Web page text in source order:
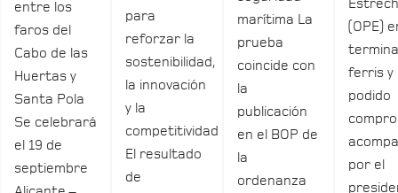
entre los
faros del
Cabo de las
Huertas y
Santa Pola
Se celebrará
el 19 de
septiembre
para
reforzar la
sostenibilidad,
la innovación
y la
competitividad
El resultado
de
marítima La
prueba
coincide con
la
publicación
en el BOP de
la
ordenanza
(OPE)
ferris y
podido
por el